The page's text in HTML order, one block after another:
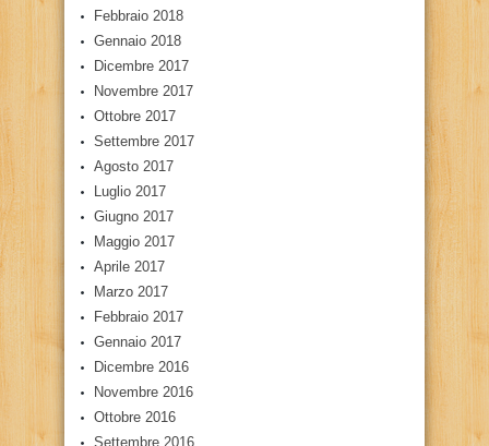
Febbraio 2018
Gennaio 2018
Dicembre 2017
Novembre 2017
Ottobre 2017
Settembre 2017
Agosto 2017
Luglio 2017
Giugno 2017
Maggio 2017
Aprile 2017
Marzo 2017
Febbraio 2017
Gennaio 2017
Dicembre 2016
Novembre 2016
Ottobre 2016
Settembre 2016